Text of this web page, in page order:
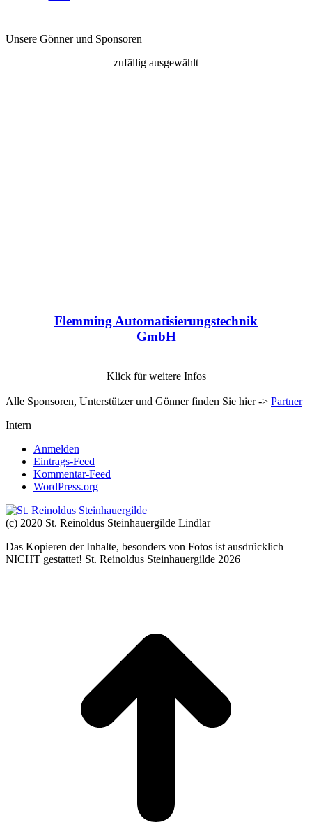
Unsere Gönner und Sponsoren
zufällig ausgewählt
Flemming Automatisierungstechnik
GmbH
Klick für weitere Infos
Alle Sponsoren, Unterstützer und Gönner finden Sie hier -> Partner
Intern
Anmelden
Eintrags-Feed
Kommentar-Feed
WordPress.org
(c) 2020 St. Reinoldus Steinhauergilde Lindlar
Das Kopieren der Inhalte, besonders von Fotos ist ausdrücklich
NICHT gestattet! St. Reinoldus Steinhauergilde 2026